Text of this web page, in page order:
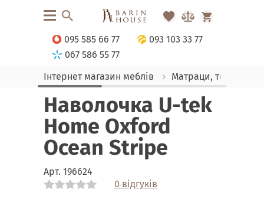
095 585 66 77
093 103 33 77
067 586 55 77
Інтернет магазин меблів
Матраци, текстиль
Наволочка U-tek
Home Oxford
Ocean Stripe
Арт. 196624
0 відгуків